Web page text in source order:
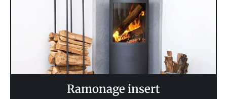
Ramonage insert